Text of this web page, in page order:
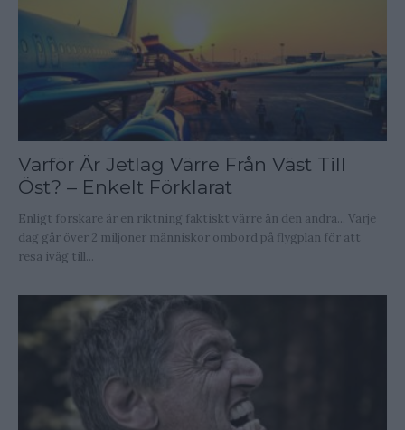
Varför Är Jetlag Värre Från Väst Till
Öst? – Enkelt Förklarat
Enligt forskare är en riktning faktiskt värre än den andra... Varje
dag går över 2 miljoner människor ombord på flygplan för att
resa iväg till...